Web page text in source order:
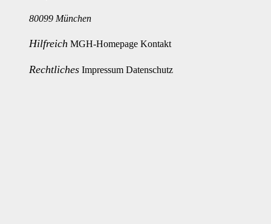
80099 München
Hilfreich MGH-Homepage Kontakt
Rechtliches Impressum Datenschutz